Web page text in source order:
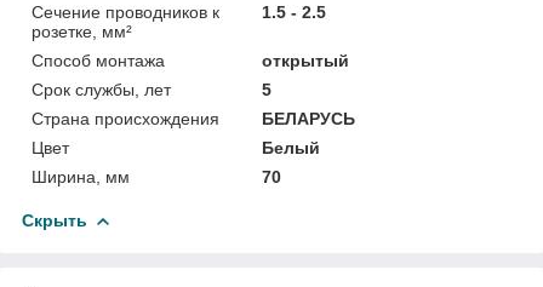
Сечение проводников к
розетке, мм²
1.5 - 2.5
Способ монтажа
открытый
Срок службы, лет
5
Страна происхождения
БЕЛАРУСЬ
Цвет
Белый
Ширина, мм
70
Скрыть